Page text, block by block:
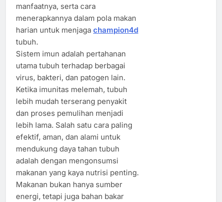
manfaatnya, serta cara
menerapkannya dalam pola makan
harian untuk menjaga champion4d
tubuh.
Sistem imun adalah pertahanan
utama tubuh terhadap berbagai
virus, bakteri, dan patogen lain.
Ketika imunitas melemah, tubuh
lebih mudah terserang penyakit
dan proses pemulihan menjadi
lebih lama. Salah satu cara paling
efektif, aman, dan alami untuk
mendukung daya tahan tubuh
adalah dengan mengonsumsi
makanan yang kaya nutrisi penting.
Makanan bukan hanya sumber
energi, tetapi juga bahan bakar